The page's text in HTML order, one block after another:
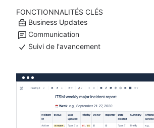
FONCTIONNALITÉS CLÉS
Business Updates
Communication
Suivi de l'avancement